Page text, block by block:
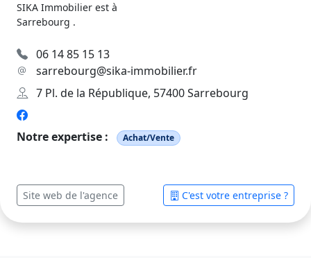
SIKA Immobilier est à
Sarrebourg .
06 14 85 15 13
sarrebourg@sika-immobilier.fr
7 Pl. de la République, 57400 Sarrebourg
Notre expertise : Achat/Vente
Site web de l'agence C'est votre entreprise ?